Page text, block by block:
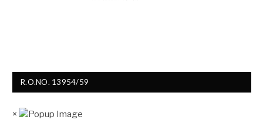
R.O.NO. 13954/59
×